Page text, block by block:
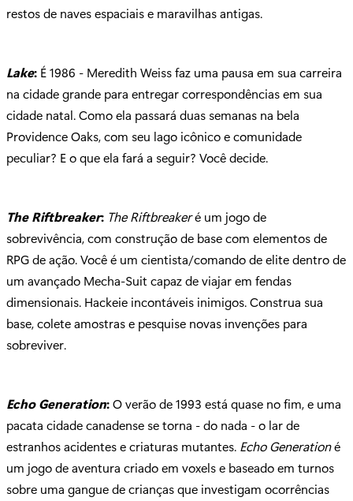
restos de naves espaciais e maravilhas antigas.
Lake: É 1986 - Meredith Weiss faz uma pausa em sua carreira
na cidade grande para entregar correspondências em sua
cidade natal. Como ela passará duas semanas na bela
Providence Oaks, com seu lago icônico e comunidade
peculiar? E o que ela fará a seguir? Você decide.
The Riftbreaker: The Riftbreakeré um jogo de
sobrevivência, com construção de base com elementos de
RPG de ação. Você é um cientista/comando de elite dentro de
um avançado Mecha-Suit capaz de viajar em fendas
dimensionais. Hackeie incontáveis inimigos. Construa sua
base, colete amostras e pesquise novas invenções para
sobreviver.
Echo Generation:O verão de 1993 está quase no fim, e uma
pacata cidade canadense se torna - do nada - o lar de
estranhos acidentes e criaturas mutantes. Echo Generationé
um jogo de aventura criado em voxels e baseado em turnos
sobre uma gangue de crianças que investigam ocorrências